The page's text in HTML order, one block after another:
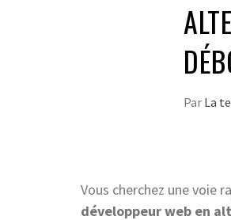
Par La
Vous cherchez une voie
développeur web en